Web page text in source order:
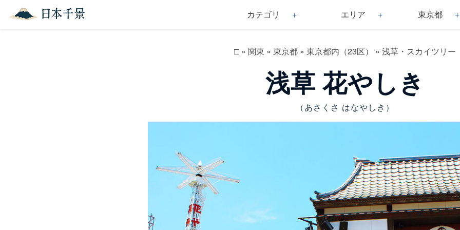
カテゴリ エリア 東京都
□ » 関東 » 東京都 » 東京都内（23区） » 浅草・スカイツリー
浅草 花やしき
（あさくさ はなやしき）